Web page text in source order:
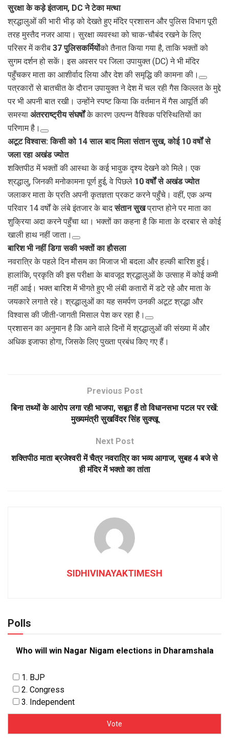
सुरक्षा के कड़े इंतजाम, DC ने टेका मत्था
श्रद्धालुओं की भारी भीड़ को देखते हुए मंदिर प्रशासन और पुलिस विभाग पूरी
तरह मुस्तैद नजर आया। सुरक्षा व्यवस्था को चाक-चौबंद रखने के लिए
परिसर में करीब 37 पुलिसकर्मियोंको तैनात किया गया है, ताकि भक्तों को
सुगम दर्शन हो सकें। इस अवसर पर जिला उपायुक्त (DC) ने भी मंदिर
पहुँचकर माता का आशीर्वाद लिया और देश की समृद्धि की कामना की।
पत्रकारों से बातचीत के दौरान उपायुक्त ने देश में चल रही गैस किल्लत के मुद्दे
पर भी अपनी बात रखी। उन्होंने स्पष्ट किया कि वर्तमान में गैस आपूर्ति की
समस्या अंतरराष्ट्रीय संघर्षोंके कारण उत्पन्न वैश्विक परिस्थितियों का
परिणाम है।
अटूट विश्वास: किसी को 14 साल बाद मिला संतान सुख, कोई 10 वर्षों से
जला रहा अखंड ज्योत
शक्तिपीठ में भक्तों की आस्था के कई भावुक दृश्य देखने को मिले। एक
श्रद्धालु, जिनकी मनोकामना पूर्ण हुई, वे पिछले 10 वर्षों से अखंड ज्योत
जलाकर माता के प्रति अपनी कृतज्ञता प्रकट करने पहुँचे। वहीं, एक अन्य
परिवार 14 वर्षों के लंबे इंतजार के बादसंतान सुखप्राप्त होने पर माता का
शुक्रिया अदा करने पहुँचा था। भक्तों का कहना है कि माता के दरबार से कोई
खाली हाथ नहीं जाता।
बारिश भी नहीं डिगा सकी भक्तों का हौसला
नवरात्रि के पहले दिन मौसम का मिजाज भी बदला और हल्की बारिश हुई।
हालांकि, प्रकृति की इस परीक्षा के बावजूद श्रद्धालुओं के उत्साह में कोई कमी
नहीं आई। भक्त बारिश में भीगते हुए भी लंबी कतारों में डटे रहे और माता के
जयकारे लगाते रहे। श्रद्धालुओं का यह समर्पण उनकी अटूट श्रद्धा और
विश्वास की जीती-जागती मिसाल पेश कर रहा है।
प्रशासन का अनुमान है कि आने वाले दिनों में श्रद्धालुओं की संख्या में और
अधिक इजाफा होगा, जिसके लिए पुख्ता प्रबंध किए गए हैं।
Previous Post
बिना तथ्यों के आरोप लगा रही भाजपा, सबूत हैं तो विधानसभा पटल पर रखें:
मुख्यमंत्री सुखविंदर सिंह सुक्खू
Next Post
शक्तिपीठ माता ब्रजेश्वरी में चैत्र नवरात्रि का भव्य आगाज, सुबह 4 बजे से
ही मंदिर में भक्तो का तांता
SIDHIVINAYAKTIMESH
Polls
Who will win Nagar Nigam elections in Dharamshala
1. BJP
2. Congress
3. Independent